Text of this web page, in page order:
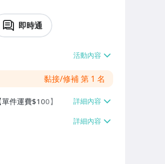
即時通
黏接/修補 第 1 名
件運費$100】